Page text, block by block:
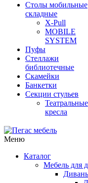
Столы мобильные
складные
X-Pull
MOBILE
SYSTEM
Пуфы
Стеллажи
библиотечные
Скамейки
Банкетки
Секции стульев
Театральные
кресла
Меню
Каталог
Мебель для